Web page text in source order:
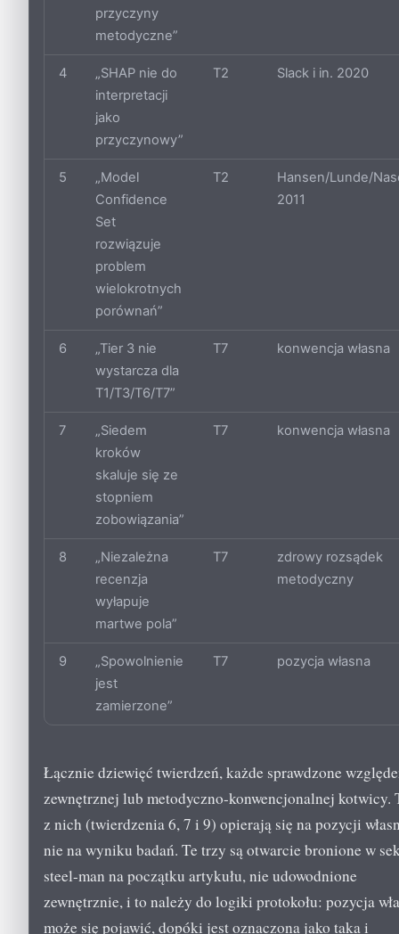
przyczyny
metodyczne”
4
„SHAP nie do
interpretacji
jako
przyczynowy”
T2 Slack i in. 2020
5
„Model
Confidence
Set
rozwiązuje
problem
wielokrotnych
porównań”
T2
Hansen/Lunde/
2011
6
„Tier 3 nie
wystarcza dla
T1/T3/T6/T7”
T7 konwencja własna
7
„Siedem
kroków
skaluje się ze
stopniem
zobowiązania”
T7 konwencja własna
8
„Niezależna
recenzja
wyłapuje
martwe pola”
T7
zdrowy rozsądek
metodyczny
9
„Spowolnienie
jest
zamierzone”
T7 pozycja własna
Łącznie dziewięć twierdzeń, każde sprawdzone
zewnętrznej lub metodyczno-konwencjonalnej kotwicy.
z nich (twierdzenia 6, 7 i 9) opierają się na pozycji
nie na wyniku badań. Te trzy są otwarcie bronione w
steel-man na początku artykułu, nie udowodnione
zewnętrznie, i to należy do logiki protokołu: pozycja
może się pojawić, dopóki jest oznaczona jako taka i